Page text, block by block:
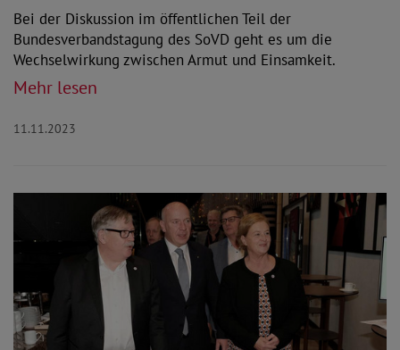
Bei der Diskussion im öffentlichen Teil der
Bundesverbandstagung des SoVD geht es um die
Wechselwirkung zwischen Armut und Einsamkeit.
Mehr lesen
11.11.2023